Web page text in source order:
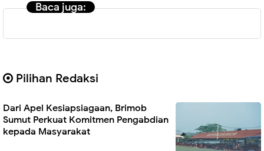
Baca juga:
Pilihan Redaksi
Dari Apel Kesiapsiagaan, Brimob
Sumut Perkuat Komitmen Pengabdian
kepada Masyarakat